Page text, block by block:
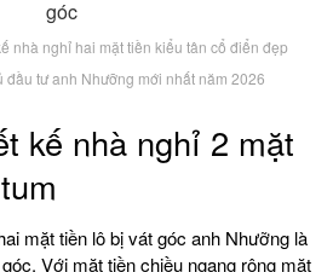
nhà nghỉ hai mặt tiền kiểu tân cổ điển đẹp
đầu tư anh Nhưỡng mới nhất năm 2026
kế nhà nghỉ 2 mặt
mặt tiền lô bị vát góc anh Nhưỡng là
Với mặt tiền chiều ngang rộng mặt